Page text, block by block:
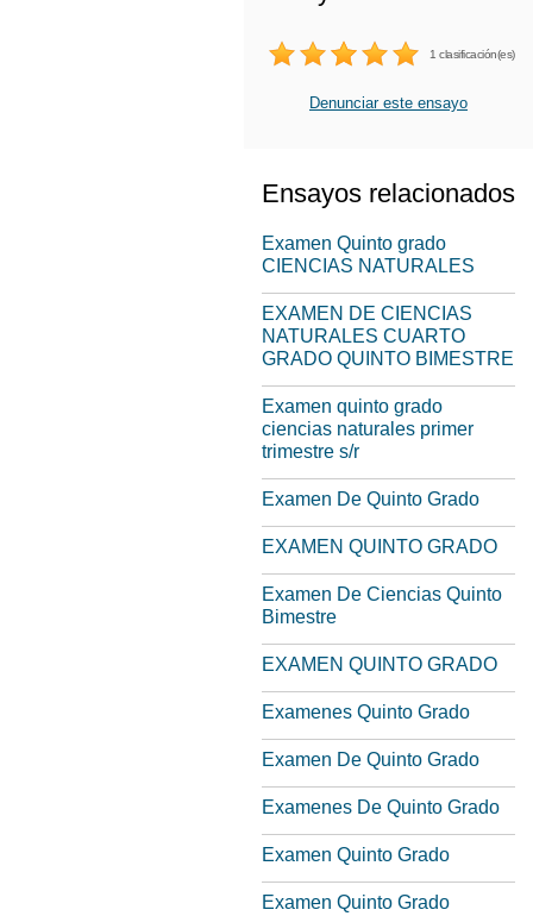
1 clasificación(es)
Denunciar este ensayo
Ensayos relacionados
Examen Quinto grado
CIENCIAS NATURALES
EXAMEN DE CIENCIAS
NATURALES CUARTO
GRADO QUINTO BIMESTRE
Examen quinto grado
ciencias naturales primer
trimestre s/r
Examen De Quinto Grado
EXAMEN QUINTO GRADO
Examen De Ciencias Quinto
Bimestre
EXAMEN QUINTO GRADO
Examenes Quinto Grado
Examen De Quinto Grado
Examenes De Quinto Grado
Examen Quinto Grado
Examen Quinto Grado